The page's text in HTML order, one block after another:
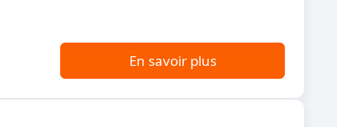
En savoir plus